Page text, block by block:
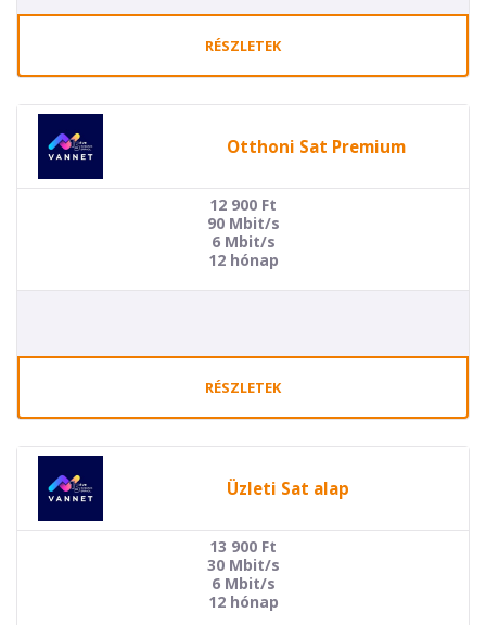
RÉSZLETEK
Otthoni Sat Premium
12 900 Ft
90 Mbit/s
6 Mbit/s
12 hónap
RÉSZLETEK
Üzleti Sat alap
13 900 Ft
30 Mbit/s
6 Mbit/s
12 hónap